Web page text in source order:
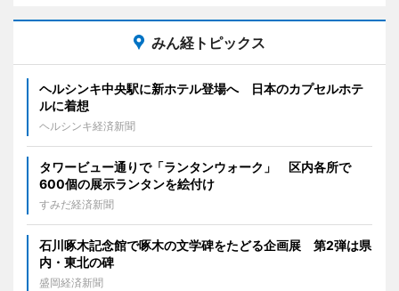
みん経トピックス
ヘルシンキ中央駅に新ホテル登場へ 日本のカプセルホテ
ルに着想
ヘルシンキ経済新聞
タワービュー通りで「ランタンウォーク」 区内各所で
600個の展示ランタンを絵付け
すみだ経済新聞
石川啄木記念館で啄木の文学碑をたどる企画展 第2弾は県
内・東北の碑
盛岡経済新聞